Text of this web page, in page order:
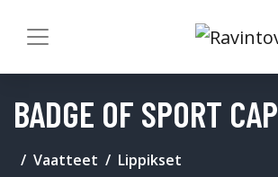
BADGE OF SPORT CAP
Vaatteet Lippikset